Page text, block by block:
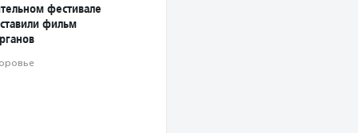
фестивале
фильм